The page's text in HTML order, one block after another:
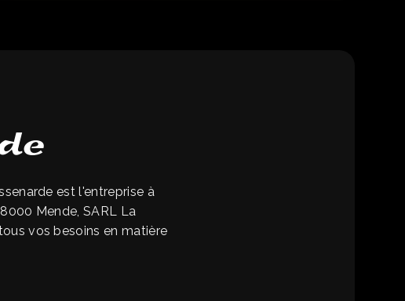
est l'entreprise à
Mende, SARL La
vos besoins en matière